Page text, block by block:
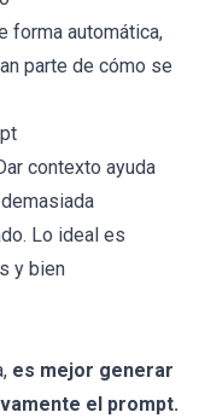
forma automática,
parte de cómo se
contexto ayuda
Lo ideal es
y bien
es mejor generar
el prompt.